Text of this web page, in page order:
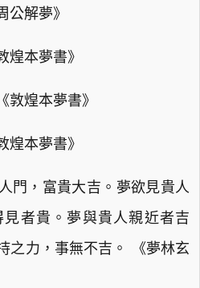
公解夢》
煌本夢書》
敦煌本夢書》
煌本夢書》
門，富貴大吉。夢欲見貴人
者貴。夢與貴人親近者吉
之力，事無不吉。 《夢林玄